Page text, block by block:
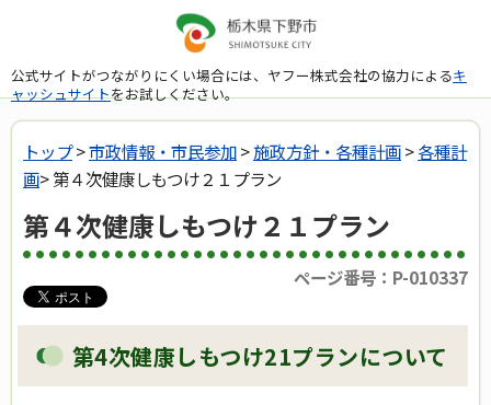
公式サイトがつながりにくい場合には、ヤフー株式会社の協力によるキ
ャッシュサイトをお試しください。
トップ>市政情報・市民参加>施政方針・各種計画>各種計
画> 第４次健康しもつけ２１プラン
第４次健康しもつけ２１プラン
ページ番号：P-010337
第4次健康しもつけ21プランについて